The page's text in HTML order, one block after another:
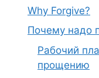
Why Forgive?
Почему надо
Рабочий
прощению